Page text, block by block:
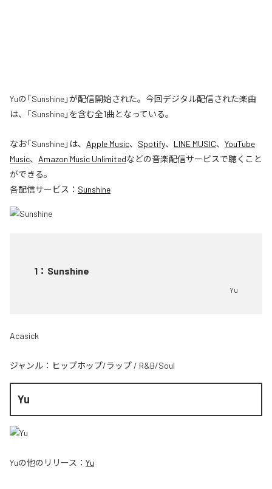
Yuの「Sunshine」が配信開始された。今回デジタル配信された楽曲
は、「Sunshine」を含む全1曲となっている。
なお「Sunshine」は、 Apple Music、 Spotify、 LINE MUSIC、 YouTube
Music、 Amazon Music Unlimitedなどの音楽配信サービスで聴くこと
ができる。
各配信サービス： Sunshine
1 ： Sunshine
Yu
Acasick
ジャンル： ヒップホップ/ラップ / R&B/Soul
Yu
Yuの他のリリース： Yu